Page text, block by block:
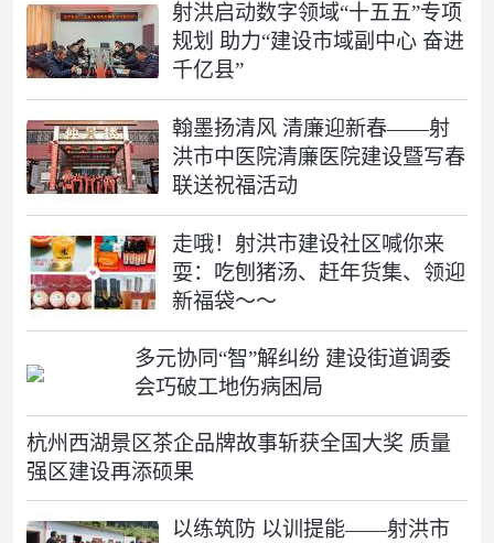
射洪启动数字领域“十五五”专项
规划 助力“建设市域副中心 奋进
千亿县”
翰墨扬清风 清廉迎新春——射
洪市中医院清廉医院建设暨写春
联送祝福活动
走哦！射洪市建设社区喊你来
耍：吃刨猪汤、赶年货集、领迎
新福袋～～
多元协同“智”解纠纷 建设街道调委
会巧破工地伤病困局
杭州西湖景区茶企品牌故事斩获全国大奖 质量
强区建设再添硕果
以练筑防 以训提能——射洪市